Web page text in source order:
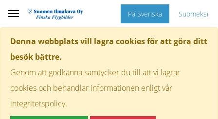
Denna webbplats vill lagra cookies för att göra ditt
besök bättre.
Genom att godkänna samtycker du till att vi lagrar
cookies och behandlar informationen enligt vår
integritetspolicy.
På Svenska Suomeksi